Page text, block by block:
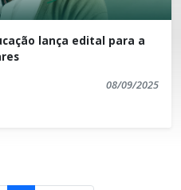
lança edital para a
08/09/2025